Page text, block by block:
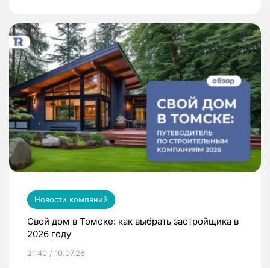
Новости компаний
Свой дом в Томске: как выбрать застройщика в
2026 году
21:40 / 10.07.26